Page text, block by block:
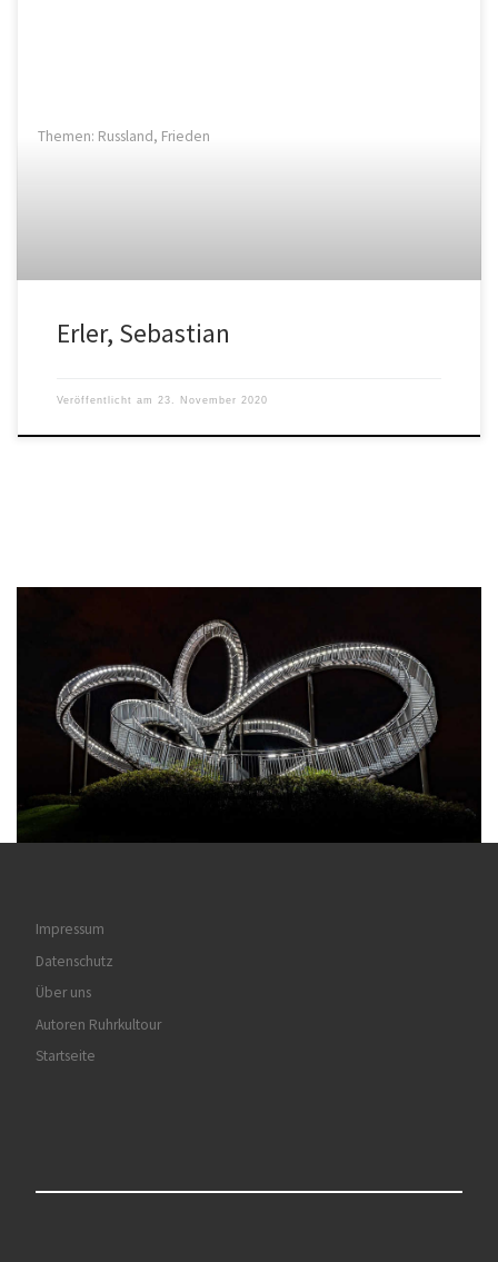
Themen: Russland, Frieden
Erler, Sebastian
Veröffentlicht am 23. November 2020
Impressum
Datenschutz
Über uns
Autoren Ruhrkultour
Startseite